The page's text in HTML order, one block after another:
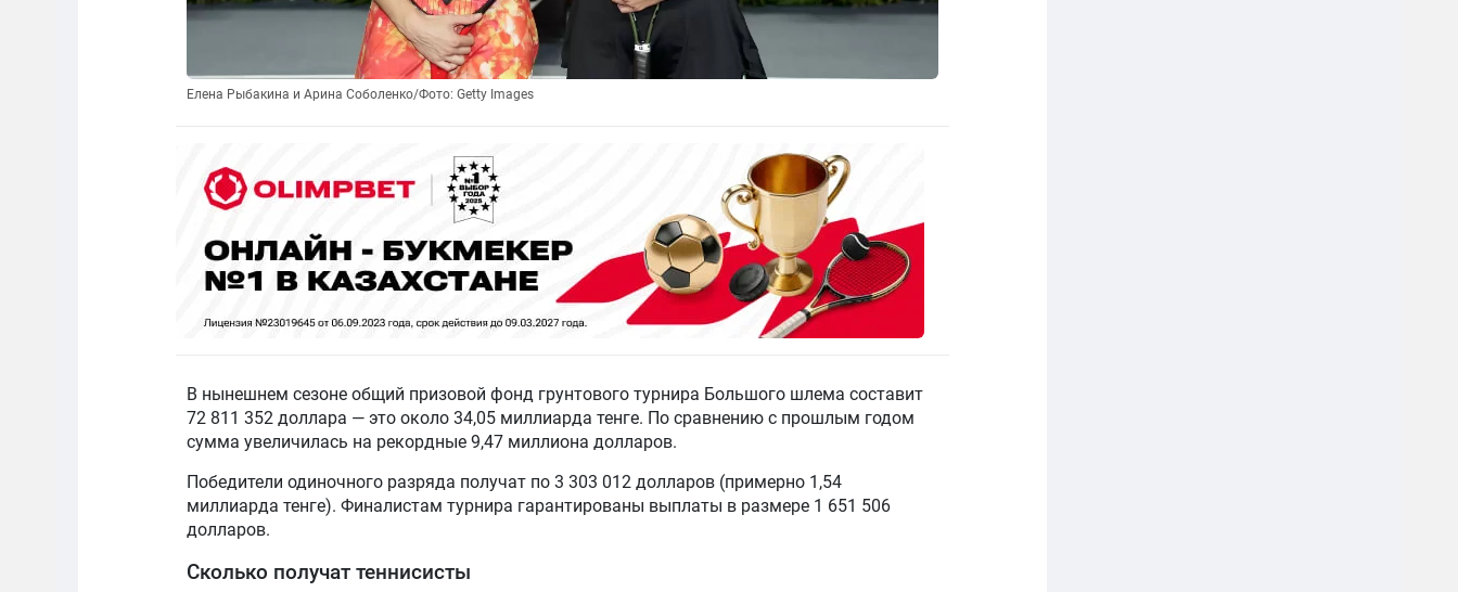
Елена Рыбакина и Арина Соболенко/Фото: Getty Images
В нынешнем сезоне общий призовой фонд грунтового турнира Большого шлема составит
72 811 352 доллара — это около 34,05 миллиарда тенге. По сравнению с прошлым годом
сумма увеличилась на рекордные 9,47 миллиона долларов.
Победители одиночного разряда получат по 3 303 012 долларов (примерно 1,54
миллиарда тенге). Финалистам турнира гарантированы выплаты в размере 1 651 506
долларов.
Сколько получат теннисисты